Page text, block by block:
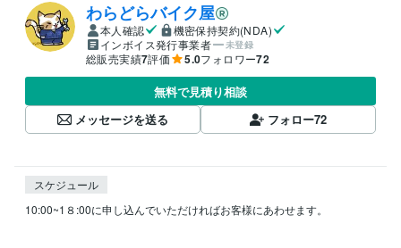
わらどらバイク屋
本人確認
機密保持契約(NDA)
インボイス発行事業者
未登録
総販売実績7評価 5.0フォロワー72
無料で見積り相談
メッセージを送る
フォロー72
スケジュール
10:00~1８:00に申し込んでいただければお客様にあわせます。